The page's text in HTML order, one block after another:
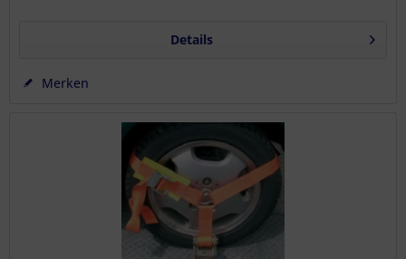
Details
Merken